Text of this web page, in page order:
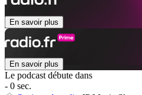
En savoir plus
En savoir plus
Le podcast débute dans
- 0 sec.